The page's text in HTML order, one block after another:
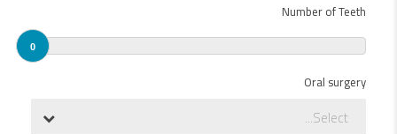
Number of Teeth
0
Oral surgery
Select...